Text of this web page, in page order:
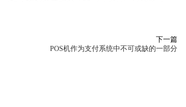
下一篇
POS机作为支付系统中不可或缺的一部分